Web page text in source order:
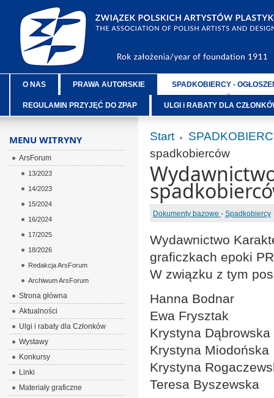
O NAS PRAWA AUTORSKIE SPADKOBIERCY -
REGULAMIN PRZYJĘĆ DO ZPAP ULGI i RABATY DLA
Start
spadkobierców
Dokumenty bazowe - Spadkobiercy
Wydawnictwo
graficzkach epoki
W związku z tym
Hanna Bodnar
Ewa Frysztak
Krystyna Dąbrowska
Krystyna Miodońska
Krystyna
Teresa Byszewska
MENU WITRYNY
ArsForum
13/2023
14/2023
15/2024
16/2024
17/2025
18/2026
Redakcja ArsForum
Archiwum ArsForum
Strona główna
Aktualności
Ulgi i rabaty dla Członków
Wystawy
Konkursy
Linki
Materiały graficzne